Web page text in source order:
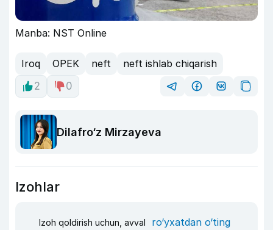
Manba: NST Online
Iroq OPEK neft
neft ishlab chiqarish
2
0
Dilafro‘z Mirzayeva
Izohlar
Izoh qoldirish uchun, avval ro‘yxatdan o‘ting